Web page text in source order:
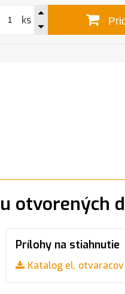
ks
otvorených
Prílohy na stiahnutie
Katalog el. otvaracov